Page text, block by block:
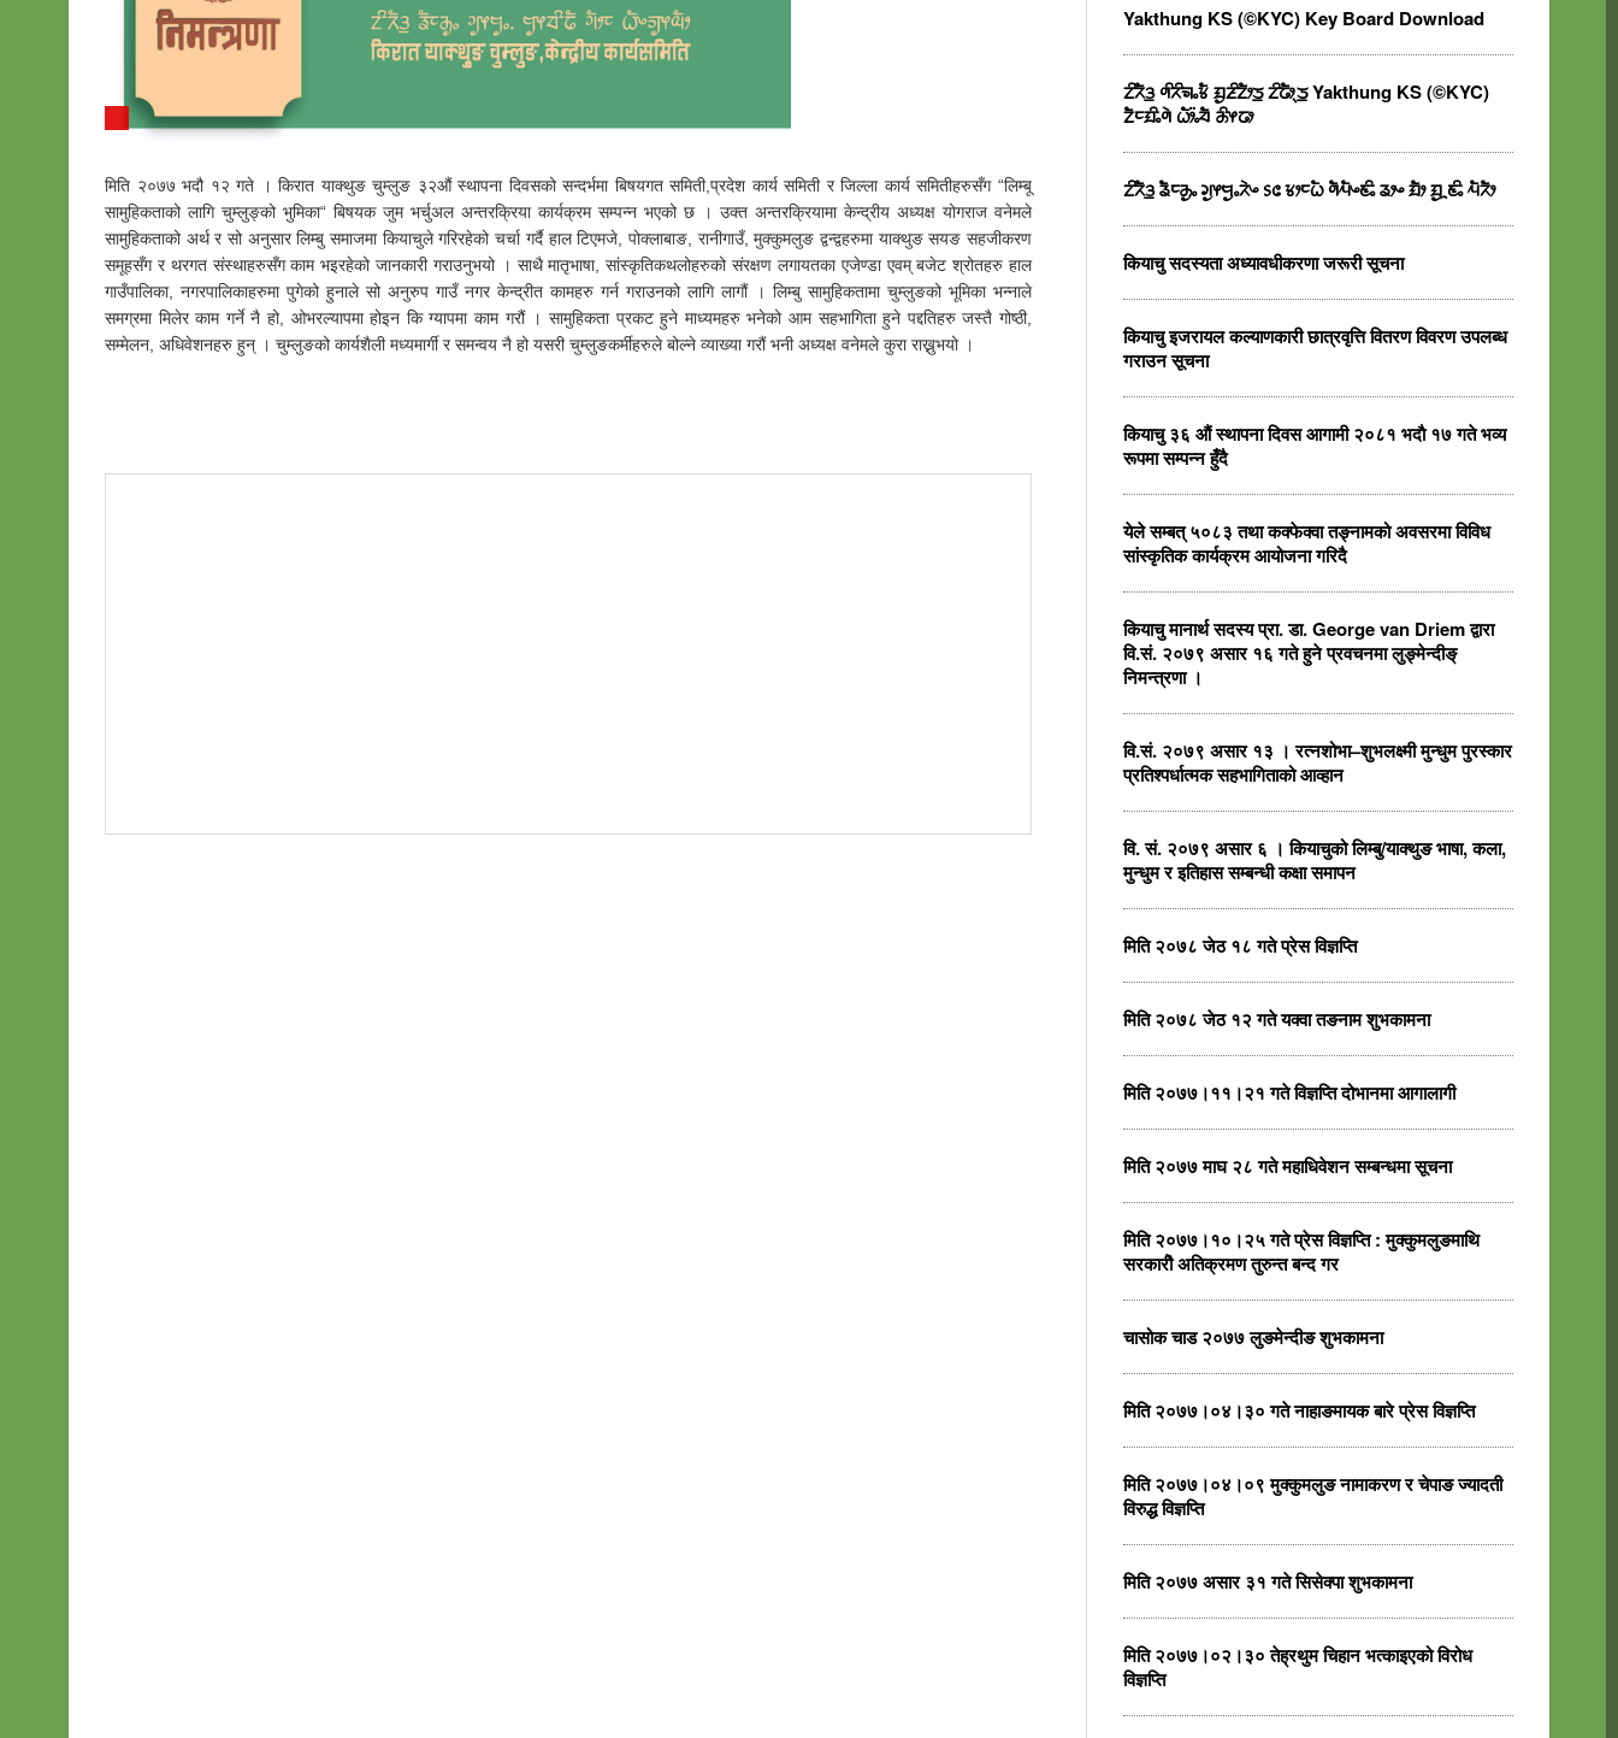
मिति २०७७ भदौ १२ गते । किरात याक्थुङ चुम्लुङ ३२औं स्थापना दिवसको सन्दर्भमा बिषयगत समिती,प्रदेश कार्य समिती र जिल्ला कार्य समितीहरुसँग “लिम्बू
सामुहिकताको लागि चुम्लुङ्को भुमिका“ बिषयक जुम भर्चुअल अन्तरक्रिया कार्यक्रम सम्पन्न भएको छ । उक्त अन्तरक्रियामा केन्द्रीय अध्यक्ष योगराज वनेमले
सामुहिकताको अर्थ र सो अनुसार लिम्बु समाजमा कियाचुले गरिरहेको चर्चा गर्दै हाल टिएमजे, पोक्लाबाङ, रानीगाउँ, मुक्कुमलुङ द्वन्द्वहरुमा याक्थुङ सयङ सहजीकरण
समूहसँग र थरगत संस्थाहरुसँग काम भइरहेको जानकारी गराउनुभयो । साथै मातृभाषा, सांस्कृतिकथलोहरुको संरक्षण लगायतका एजेण्डा एवम् बजेट श्रोतहरु हाल
गाउँपालिका, नगरपालिकाहरुमा पुगेको हुनाले सो अनुरुप गाउँ नगर केन्द्रीत कामहरु गर्न गराउनको लागि लागौं । लिम्बु सामुहिकतामा चुम्लुङको भूमिका भन्नाले
समग्रमा मिलेर काम गर्ने नै हो, ओभरल्यापमा होइन कि ग्यापमा काम गरौं । सामुहिकता प्रकट हुने माध्यमहरु भनेको आम सहभागिता हुने पद्दतिहरु जस्तै गोष्ठी,
सम्मेलन, अधिवेशनहरु हुन् । चुम्लुङको कार्यशैली मध्यमार्गी र समन्वय नै हो यसरी चुम्लुङकर्मीहरुले बोल्ने व्याख्या गरौं भनी अध्यक्ष वनेमले कुरा राख्नुभयो ।
Yakthung KS (©KYC) Key Board Download
ᤁᤡᤖᤠᤋ᤻ ᤛᤡᤖᤡᤈᤱᤃᤠ ᤀᤢᤏᤡᤁᤥᤍ᤻ ᤁᤡᤒᤥᤷᤍ᤻ Yakthung KS (©KYC)
ᤁᤠᤰᤀᤡᤱᤛᤧ ᤐᤥ᤺ᤱᤔᤠ ᤌᤡᤶᤒᤣ
ᤁᤡᤖᤠᤋ᤻ ᤕᤠᤰᤌᤢᤱ ᤆᤢᤶᤗᤢᤱᤖᤧᤴ ᥉᥋ ᤃᤣᤰᤐᤠ ᤛᤠᤘᤠᤴᤇᤡᤱ ᤕᤣᤴ ᤀᤠᤣ ᤀᤢᤳᤇᤡᤱ ᤘᤠᤖᤠᤣ
कियाचु सदस्यता अध्यावधीकरणा जरूरी सूचना
कियाचु इजरायल कल्याणकारी छात्रवृत्ति वितरण विवरण उपलब्ध
गराउन सूचना
कियाचु ३६ औं स्थापना दिवस आगामी २०८१ भदाै १७ गते भव्य
रूपमा सम्पन्न हुँदै
येले सम्बत् ५०८३ तथा कक्फेक्वा तङ्नामको अवसरमा विविध
सांस्कृतिक कार्यक्रम आयोजना गरिदै
कियाचु मानार्थ सदस्य प्रा. डा. George van Driem द्वारा
वि.सं. २०७९ असार १६ गते हुने प्रवचनमा लुङ्मेन्दीङ्
निमन्त्रणा ।
वि.सं. २०७९ असार १३ । रत्नशोभा–शुभलक्ष्मी मुन्धुम पुरस्कार
प्रतिश्पर्धात्मक सहभागिताको आव्हान
वि. सं. २०७९ असार ६ । कियाचुको लिम्बु/याक्थुङ भाषा, कला,
मुन्धुम र इतिहास सम्बन्धी कक्षा समापन
मिति २०७८ जेठ १८ गते प्रेस विज्ञप्ति
मिति २०७८ जेठ १२ गते यक्वा तङनाम शुभकामना
मिति २०७७।११।२१ गते विज्ञप्ति दोभानमा आगालागी
मिति २०७७ माघ २८ गते महाधिवेशन सम्बन्धमा सूचना
मिति २०७७।१०।२५ गते प्रेस विज्ञप्ति : मुक्कुमलुङमाथि
सरकारीे अतिक्रमण तुरुन्त बन्द गर
चासोक चाड २०७७ लुङमेन्दीङ शुभकामना
मिति २०७७।०४।३० गते नाहाङमायक बारे प्रेस विज्ञप्ति
मिति २०७७।०४।०९ मुक्कुमलुङ नामाकरण र चेपाङ ज्यादती
विरुद्ध विज्ञप्ति
मिति २०७७ असार ३१ गते सिसेक्पा शुभकामना
मिति २०७७।०२।३० तेह्रथुम चिहान भत्काइएको विरोध
विज्ञप्ति